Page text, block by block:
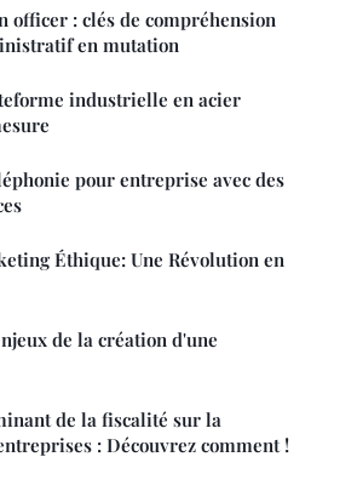
officer : clés de compréhension
en mutation
industrielle en acier
pour entreprise avec des
Éthique: Une Révolution en
de la création d'une
de la fiscalité sur la
: Découvrez comment !